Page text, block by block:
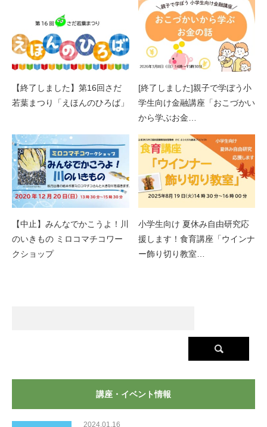
【終了しました】第16回さだ
若葉まつり「えほんのひろば」
[終了しました]親子で学ぼう小
学生向け金融講座「おこづかい
から学ぶお金…
【中止】みんなでかこうよ！川
のいきもの ミロコマチコワー
クショップ
小学生向け 夏休み自由研究応
援します！食育講座「ウインナ
ー飾り切り教室…
講座・イベント情報
2024.01.16